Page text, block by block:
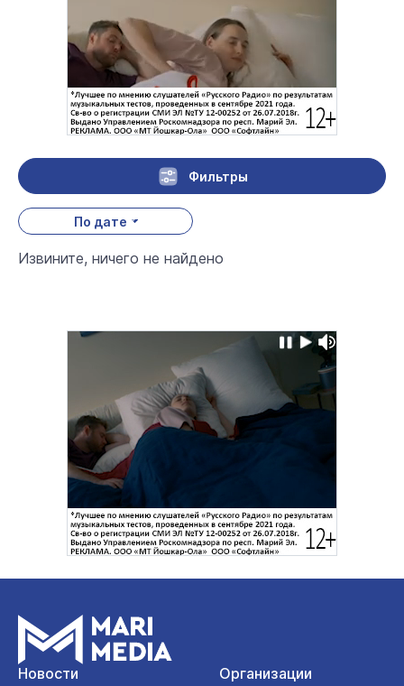
Фильтры
По дате
Извините, ничего не найдено
Новости
Организации